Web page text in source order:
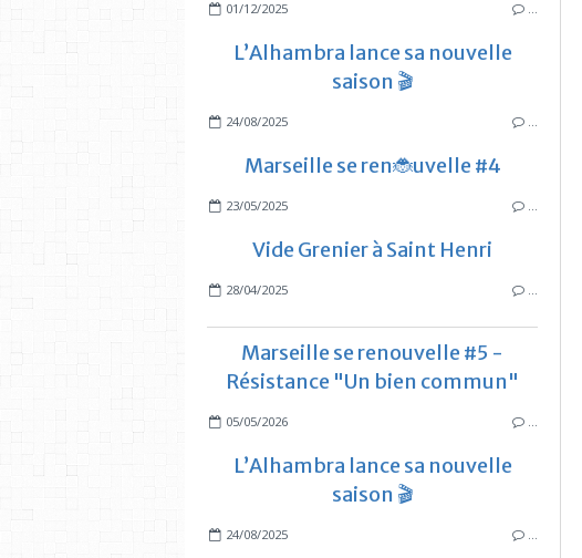
01/12/2025
L’Alhambra lance sa nouvelle
saison 🎬
24/08/2025
Marseille se ren🐞uvelle #4
23/05/2025
Vide Grenier à Saint Henri
28/04/2025
Marseille se renouvelle #5 -
Résistance "Un bien commun"
05/05/2026
L’Alhambra lance sa nouvelle
saison 🎬
24/08/2025